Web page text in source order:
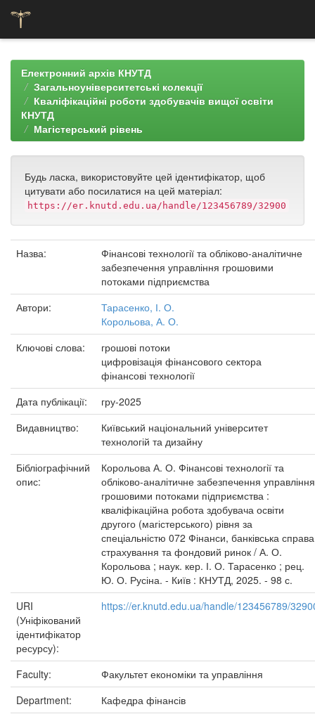
navigationЕлектронний архів КНУТД
Загальноуніверситетські колекції
Кваліфікаційні роботи здобувачів вищої освіти
КНУТД
Магістерський рівень
Будь ласка, використовуйте цей ідентифікатор, щоб
цитувати або посилатися на цей матеріал:
https://er.knutd.edu.ua/handle/123456789/32900
Назва:
Фінансові технології та обліково-аналітичне
забезпечення управління грошовими
потоками підприємства
Автори:
Тарасенко, І. О.
Корольова, А. О.
Ключові слова:
грошові потоки
цифровізація фінансового сектора
фінансові технології
Дата публікації:
гру-2025
Видавництво:
Київський національний університет
технологій та дизайну
Бібліографічний
опис:
Корольова А. О. Фінансові технології та
обліково-аналітичне забезпечення управління
грошовими потоками підприємства :
кваліфікаційна робота здобувача освіти
другого (магістерського) рівня за
спеціальністю 072 Фінанси, банківська
страхування та фондовий ринок / А. О.
Корольова ; наук. кер. І. О. Тарасенко ; рец.
Ю. О. Русіна. - Київ : КНУТД, 2025. - 98 с.
URI
(Уніфікований
ідентифікатор
ресурсу):
https://er.knutd.edu.ua/handle/123456789/
Faculty:
Факультет економіки та управління
Department:
Кафедра фінансів